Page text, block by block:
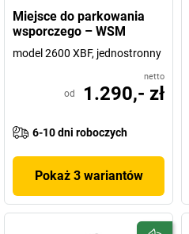
Miejsce do parkowania
wsporczego – WSM
model 2600 XBF, jednostronny
netto
od 1.290,- zł
6-10 dni roboczych
Pokaż 3 wariantów